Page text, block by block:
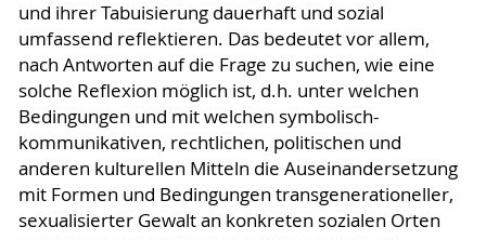
und ihrer Tabuisierung dauerhaft und sozial
umfassend reflektieren. Das bedeutet vor allem,
nach Antworten auf die Frage zu suchen, wie eine
solche Reflexion möglich ist, d.h. unter welchen
Bedingungen und mit welchen symbolisch-
kommunikativen, rechtlichen, politischen und
anderen kulturellen Mitteln die Auseinandersetzung
mit Formen und Bedingungen transgenerationeller,
sexualisierter Gewalt an konkreten sozialen Orten